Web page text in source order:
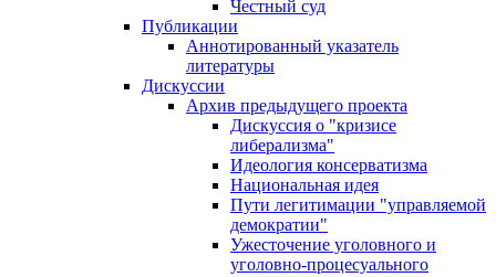
Честный суд
Публикации
Аннотированный указатель
литературы
Дискуссии
Архив предыдущего проекта
Дискуссия о "кризисе
либерализма"
Идеология консерватизма
Национальная идея
Пути легитимации "управляемой
демократии"
Ужесточение уголовного и
уголовно-процесуального